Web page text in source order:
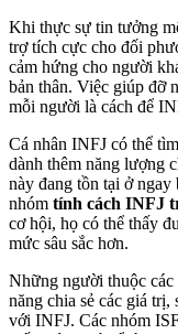
Khi thực sự tin tưởng
trợ tích cực cho đối
cảm hứng cho người
bản thân. Việc giúp đỡ
mỗi người là cách để
Cá nhân INFJ có thể
dành thêm năng lượng
này đang tồn tại ở
nhóm tính cách INFJ
cơ hội, họ có thể thấy
mức sâu sắc hơn.
Những người thuộc
năng chia sẻ các giá trị,
với INFJ. Các nhóm